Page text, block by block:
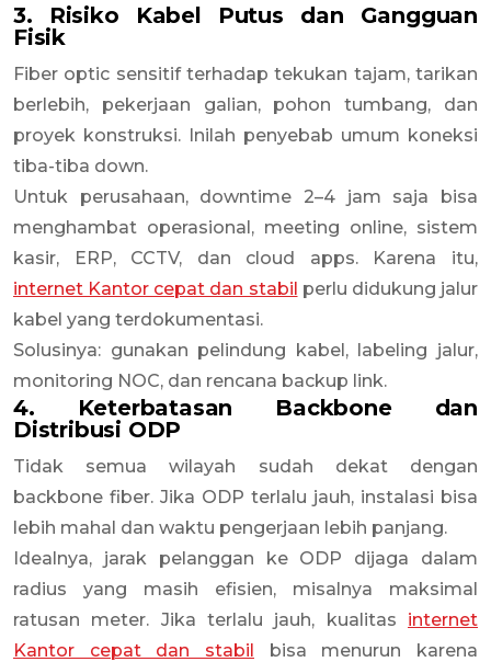
3. Risiko Kabel Putus dan Gangguan
Fisik
Fiber optic sensitif terhadap tekukan tajam, tarikan
berlebih, pekerjaan galian, pohon tumbang, dan
proyek konstruksi. Inilah penyebab umum koneksi
tiba-tiba down.
Untuk perusahaan, downtime 2–4 jam saja bisa
menghambat operasional, meeting online, sistem
kasir, ERP, CCTV, dan cloud apps. Karena itu,
internet Kantor cepat dan stabil perlu didukung jalur
kabel yang terdokumentasi.
Solusinya: gunakan pelindung kabel, labeling jalur,
monitoring NOC, dan rencana backup link.
4. Keterbatasan Backbone dan
Distribusi ODP
Tidak semua wilayah sudah dekat dengan
backbone fiber. Jika ODP terlalu jauh, instalasi bisa
lebih mahal dan waktu pengerjaan lebih panjang.
Idealnya, jarak pelanggan ke ODP dijaga dalam
radius yang masih efisien, misalnya maksimal
ratusan meter. Jika terlalu jauh, kualitas
internet
Kantor cepat dan stabil bisa menurun karena